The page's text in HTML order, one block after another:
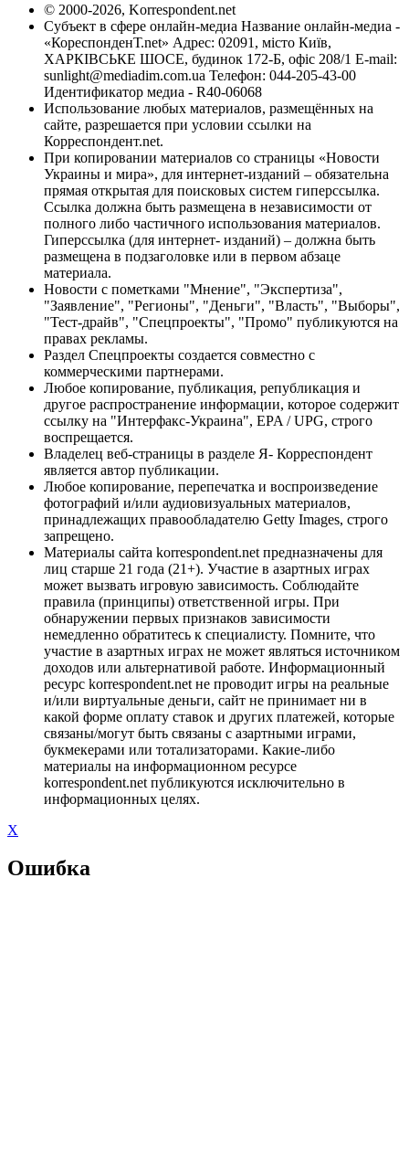
© 2000-2026, Korrespondent.net
Субъект в сфере онлайн-медиа Название онлайн-медиа -
«КореспонденТ.net» Адрес: 02091, місто Київ,
ХАРКІВСЬКЕ ШОСЕ, будинок 172-Б, офіс 208/1 E-mail:
sunlight@mediadim.com.ua Телефон: 044-205-43-00
Идентификатор медиа - R40-06068
Использование любых материалов, размещённых на
сайте, разрешается при условии ссылки на
Корреспондент.net.
При копировании материалов со страницы «Новости
Украины и мира», для интернет-изданий – обязательна
прямая открытая для поисковых систем гиперссылка.
Ссылка должна быть размещена в независимости от
полного либо частичного использования материалов.
Гиперссылка (для интернет- изданий) – должна быть
размещена в подзаголовке или в первом абзаце
материала.
Новости с пометками "Мнение", "Экспертиза",
"Заявление", "Регионы", "Деньги", "Власть", "Выборы",
"Тест-драйв", "Спецпроекты", "Промо" публикуются на
правах рекламы.
Раздел Спецпроекты создается совместно с
коммерческими партнерами.
Любое копирование, публикация, републикация и
другое распространение информации, которое содержит
ссылку на "Интерфакс-Украина", EPA / UPG, строго
воспрещается.
Владелец веб-страницы в разделе Я- Корреспондент
является автор публикации.
Любое копирование, перепечатка и воспроизведение
фотографий и/или аудиовизуальных материалов,
принадлежащих правообладателю Getty Images, строго
запрещено.
Материалы сайта korrespondent.net предназначены для
лиц старше 21 года (21+). Участие в азартных играх
может вызвать игровую зависимость. Соблюдайте
правила (принципы) ответственной игры. При
обнаружении первых признаков зависимости
немедленно обратитесь к специалисту. Помните, что
участие в азартных играх не может являться источником
доходов или альтернативой работе. Информационный
ресурс korrespondent.net не проводит игры на реальные
и/или виртуальные деньги, сайт не принимает ни в
какой форме оплату ставок и других платежей, которые
связаны/могут быть связаны с азартными играми,
букмекерами или тотализаторами. Какие-либо
материалы на информационном ресурсе
korrespondent.net публикуются исключительно в
информационных целях.
X
Ошибка